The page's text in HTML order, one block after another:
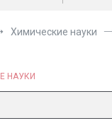
Химические науки
НАУКИ